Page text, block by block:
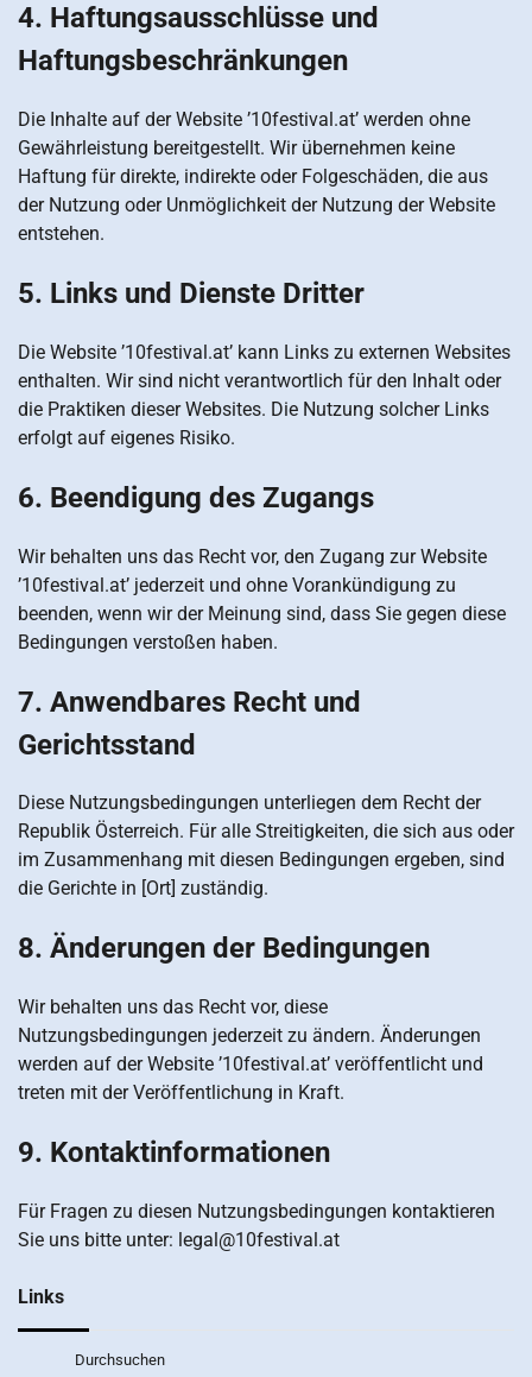
4. Haftungsausschlüsse und
Haftungsbeschränkungen
Die Inhalte auf der Website ’10festival.at’ werden ohne
Gewährleistung bereitgestellt. Wir übernehmen keine
Haftung für direkte, indirekte oder Folgeschäden, die aus
der Nutzung oder Unmöglichkeit der Nutzung der Website
entstehen.
5. Links und Dienste Dritter
Die Website ’10festival.at’ kann Links zu externen Websites
enthalten. Wir sind nicht verantwortlich für den Inhalt oder
die Praktiken dieser Websites. Die Nutzung solcher Links
erfolgt auf eigenes Risiko.
6. Beendigung des Zugangs
Wir behalten uns das Recht vor, den Zugang zur Website
’10festival.at’ jederzeit und ohne Vorankündigung zu
beenden, wenn wir der Meinung sind, dass Sie gegen diese
Bedingungen verstoßen haben.
7. Anwendbares Recht und
Gerichtsstand
Diese Nutzungsbedingungen unterliegen dem Recht der
Republik Österreich. Für alle Streitigkeiten, die sich aus oder
im Zusammenhang mit diesen Bedingungen ergeben, sind
die Gerichte in [Ort] zuständig.
8. Änderungen der Bedingungen
Wir behalten uns das Recht vor, diese
Nutzungsbedingungen jederzeit zu ändern. Änderungen
werden auf der Website ’10festival.at’ veröffentlicht und
treten mit der Veröffentlichung in Kraft.
9. Kontaktinformationen
Für Fragen zu diesen Nutzungsbedingungen kontaktieren
Sie uns bitte unter: legal@10festival.at
Links
Durchsuchen